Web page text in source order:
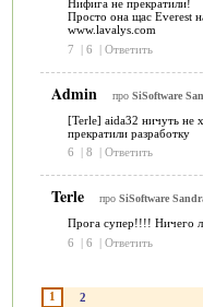
Нифига не прекратили!
Просто она щас Everest
www.lavalys.com
7
| 6 | Ответить
Admin про SiSoftware
[Terle] aida32 ничуть не
прекратили разработку
6
| 8 | Ответить
Terle про SiSoftware
Прога супер!!!! Ничего
6
| 6 | Ответить
1 2